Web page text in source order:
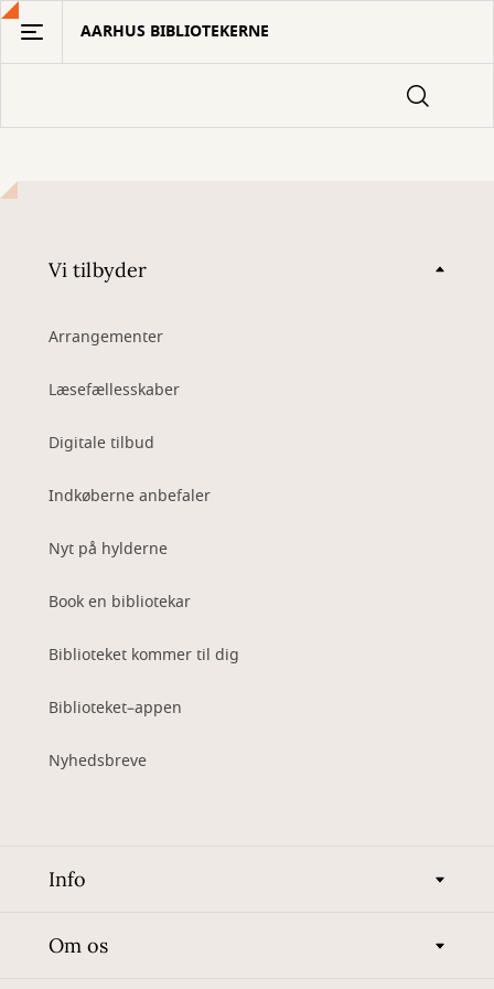
Gå
hovedindhold
AARHUS BIBLIOTEKERNE
Vi tilbyder
Arrangementer
Læsefællesskaber
Digitale tilbud
Indkøberne anbefaler
Nyt på hylderne
Book en bibliotekar
Biblioteket kommer til dig
Biblioteket–appen
Nyhedsbreve
Info
Om os